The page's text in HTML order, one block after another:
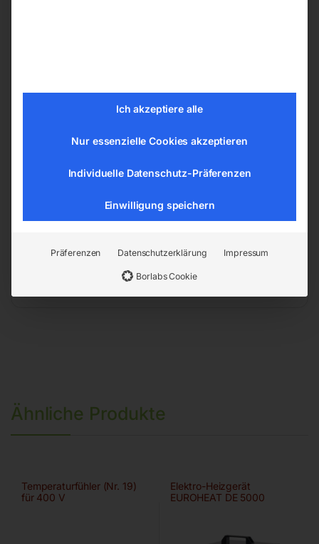
Vakuum max. 0,08 bar
gemessen bei + 23 °C
Gewicht (Netto) ca. 0,61 kg/m
4036351040668
Ventilatoren und Luftentfeuchter
Ähnliche Produkte
Temperaturfühler (Nr. 19)
für 400 V
Elektro-Heizgerät
EUROHEAT DE 5000
Ich akzeptiere alle
Nur essenzielle Cookies akzeptieren
Individuelle Datenschutz-Präferenzen
Einwilligung speichern
Präferenzen Datenschutzerklärung Impressum
Borlabs Cookie